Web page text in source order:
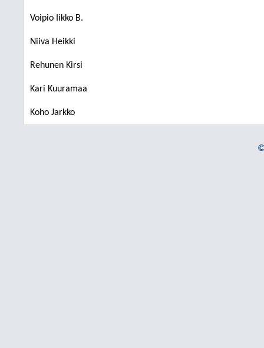
Voipio Iikko B.
Niiva Heikki
Rehunen Kirsi
Kari Kuuramaa
Koho Jarkko